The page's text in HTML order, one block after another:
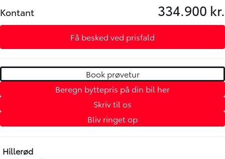
Kontant 334.900 kr.
Få besked ved prisfald
Book prøvetur
Beregn byttepris på din bil her
Skriv til os
Bliv ringet op
Hillerød